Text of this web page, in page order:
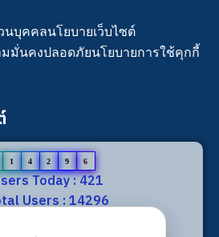
นบุคคลนโยบายเว็บไซต์
มมั่นคงปลอดภัยนโยบายการใช้คุกกี้
1 4 2 9 6
Today : 421
Users : 14296